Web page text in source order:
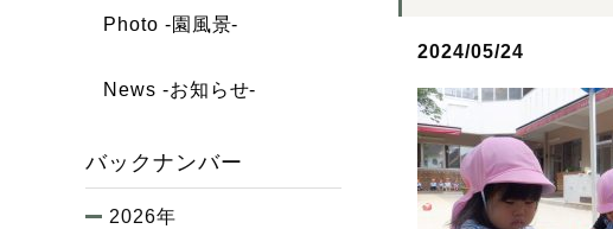
2024/05/24
Photo -園風景-
News -お知らせ-
バックナンバー
2026年